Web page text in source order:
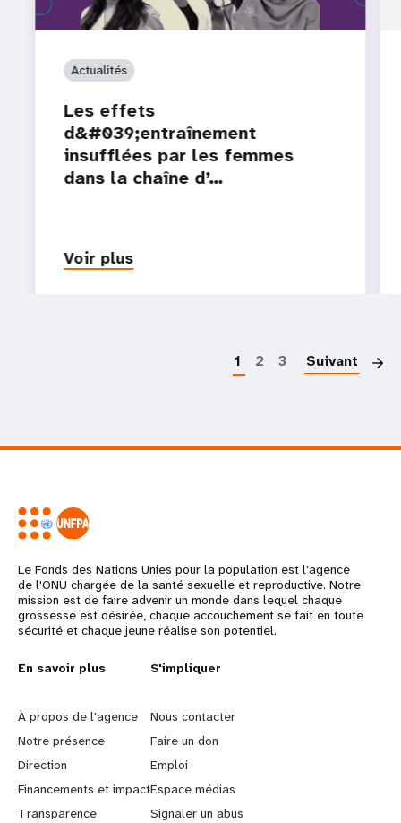
Actualités
Les effets
d&#039;entraînement
insufflées par les femmes
dans la chaîne d’…
Voir plus
1 2 3 Suivant
Le Fonds des Nations Unies pour la population est l'agence
de l'ONU chargée de la santé sexuelle et reproductive. Notre
mission est de faire advenir un monde dans lequel chaque
grossesse est désirée, chaque accouchement se fait en toute
sécurité et chaque jeune réalise son potentiel.
L
e
a
r
En savoir plus
À propos de l'agence
Notre présence
Direction
Financements et impact
Transparence
G
o
b
e
S'impliquer
Nous contacter
Faire un don
Emploi
Espace médias
Signaler un abus